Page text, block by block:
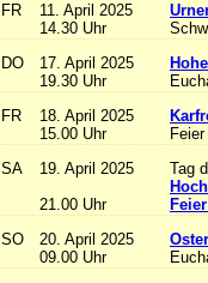
FR
11. April 2025
14.30 Uhr
DO
17. April 2025
19.30 Uhr
FR
18. April 2025
15.00 Uhr
SA
19. April 2025
21.00 Uhr
Tag
SO
20. April 2025
09.00 Uhr